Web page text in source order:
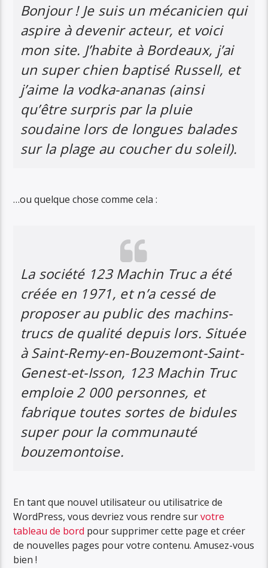
Bonjour ! Je suis un mécanicien qui
aspire à devenir acteur, et voici
mon site. J’habite à Bordeaux, j’ai
un super chien baptisé Russell, et
j’aime la vodka-ananas (ainsi
qu’être surpris par la pluie
soudaine lors de longues balades
sur la plage au coucher du soleil).
…ou quelque chose comme cela :
La société 123 Machin Truc a été
créée en 1971, et n’a cessé de
proposer au public des machins-
trucs de qualité depuis lors. Située
à Saint-Remy-en-Bouzemont-Saint-
Genest-et-Isson, 123 Machin Truc
emploie 2 000 personnes, et
fabrique toutes sortes de bidules
super pour la communauté
bouzemontoise.
En tant que nouvel utilisateur ou utilisatrice de
WordPress, vous devriez vous rendre survotre
tableau de bord pour supprimer cette page et créer
de nouvelles pages pour votre contenu. Amusez-vous
bien !